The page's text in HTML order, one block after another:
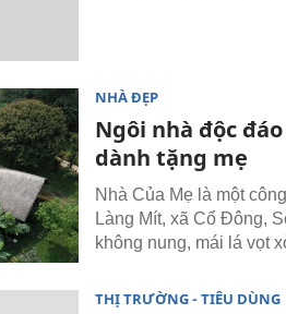
NHÀ ĐẸP
Ngôi nhà độc
dành tặng mẹ
Nhà Của Mẹ là một
Làng Mít, xã Cổ Đông,
không nung, mái lá vọt
THỊ TRƯỜNG - TIÊU DÙNG